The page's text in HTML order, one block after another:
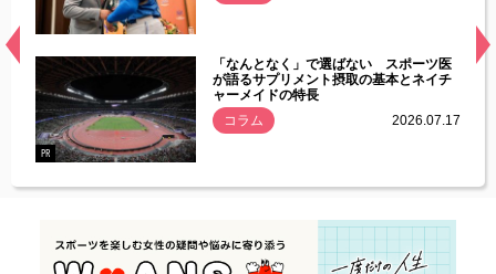
常
PR
「なんとなく」で選ばない スポーツ医
が語るサプリメント摂取の基本とネイチ
ャーメイドの特長
コラム
2026.07.17